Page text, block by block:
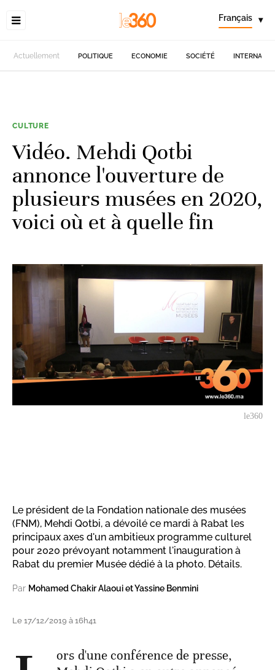
Français ▾
Actuellement POLITIQUE ECONOMIE SOCIÉTÉ
CULTURE
Vidéo. Mehdi Qotbi
annonce l'ouverture de
plusieurs musées en 2020,
voici où et à quelle fin
le360
Le président de la Fondation nationale des musées
(FNM), Mehdi Qotbi, a dévoilé ce mardi à Rabat les
principaux axes d'un ambitieux programme culturel
pour 2020 prévoyant notamment l'inauguration à
Rabat du premier Musée dédié à la photo. Détails.
Par Mohamed Chakir Alaoui et Yassine Benmini
Le 17/12/2019 à 16h41
ors d'une conférence de presse,